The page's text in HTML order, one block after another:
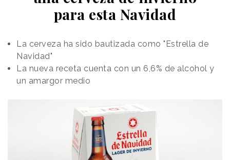
para esta Navidad
La cerveza ha sido bautizada como "Estrella de
Navidad"
La nueva receta cuenta con un 6,6% de alcohol y
un amargor medio